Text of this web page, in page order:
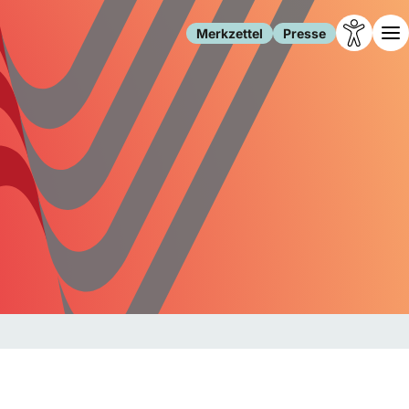
Merkzettel Presse
Leben
Familie
Freizeit
Gesundheit
Internet
Gesellschaft
Forschung
Migration
Polizei